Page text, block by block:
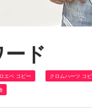
ード
ロエベ コピー クロムハーツ コ